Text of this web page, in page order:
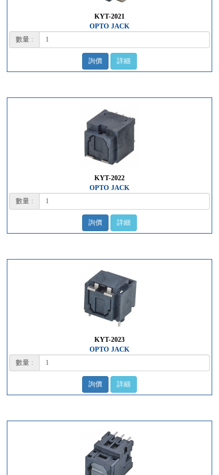
KYT-2021
OPTO JACK
數量 :
詢價 詳細
KYT-2022
OPTO JACK
數量 :
詢價 詳細
KYT-2023
OPTO JACK
數量 :
詢價 詳細